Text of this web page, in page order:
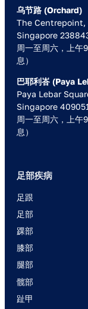
乌节路 (Orchard)
The Centrepoint,
Singapore
周一至周六，上午
息）
巴耶利峇 (Paya
Paya Lebar
Singapore
周一至周六，上午
息）
足部疾病
足跟
足部
踝部
膝部
腿部
髋部
趾甲